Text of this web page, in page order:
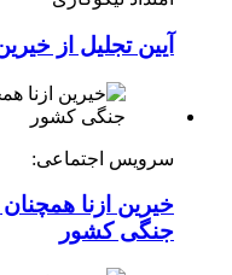
آیین تجلیل از
سرویس اجتماعی:
خیرین ازنا
جنگی کشور